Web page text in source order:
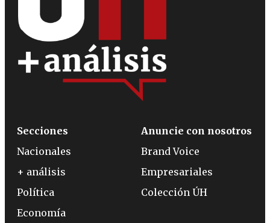
Secciones
Nacionales
+ análisis
Política
Economía
Anuncie con nosotros
Brand Voice
Empresariales
Colección ÚH